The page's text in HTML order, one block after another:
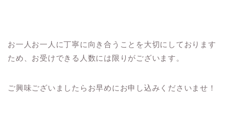
お一人お一人に丁寧に向き合うことを大切にしております
ため、お受けできる人数には限りがございます。
ご興味ございましたらお早めにお申し込みくださいませ！